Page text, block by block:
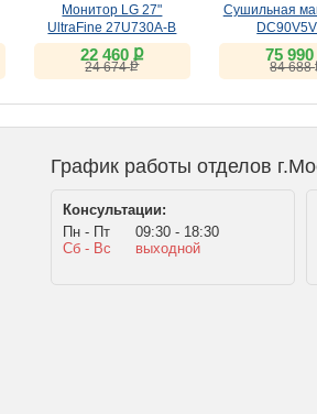
Монитор LG 27"
UltraFine 27U730A-B
черный IPS
22 460 ք
24 674ք
Сушильная
75 990
84 688
График работы отделов
Консультации:
Пн - Пт
09:30 - 18:30
Сб - Вс
выходной